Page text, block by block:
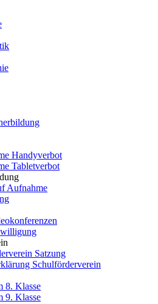
Handyverbot
Tabletverbot
Aufnahme
Satzung
Schulförderverein
8. Klasse
9. Klasse